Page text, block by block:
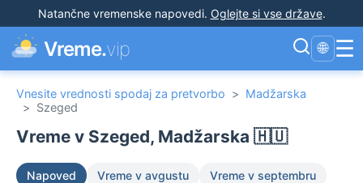
Natančne vremenske napovedi. Oglejte si vse države.
Vreme.vip 🌐 ☰
Vnesite vrednosti spodaj za pretvorbo > Madžarska
> Szeged
Vreme v Szeged, Madžarska 🇭🇺
Napoved Vreme v avgustu
Vreme v septembru